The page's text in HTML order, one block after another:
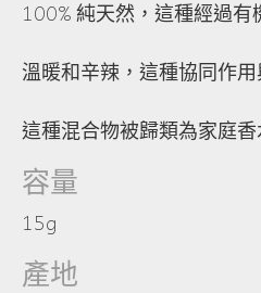
100% 純天然，這種經過
溫暖和辛辣，這種協同作
這種混合物被歸類為家庭香
容量
15g
產地